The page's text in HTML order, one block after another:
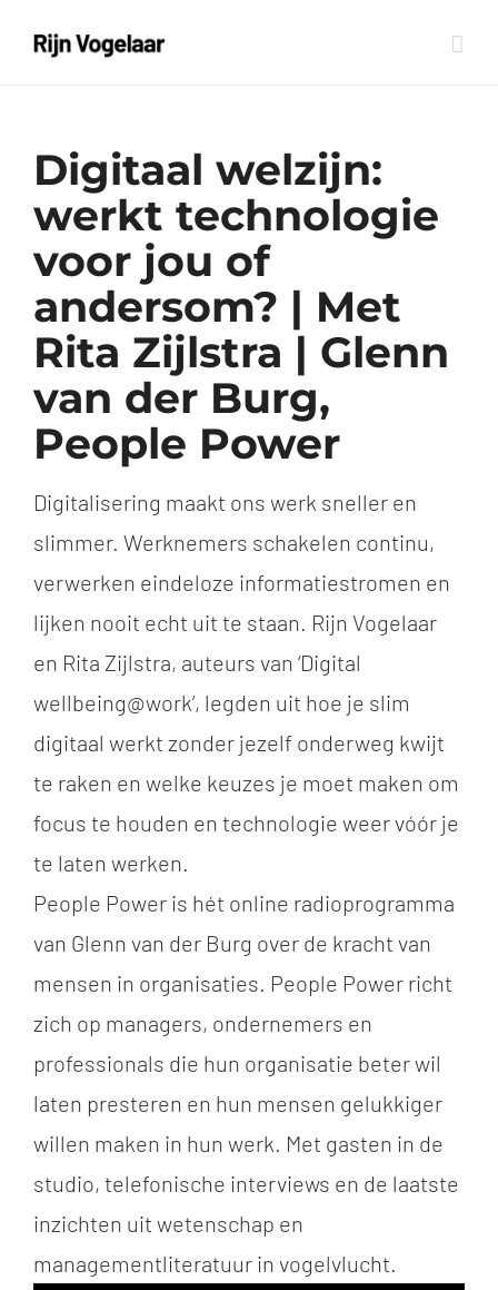
naar
Digitaal welzijn:
werkt technologie
voor jou of
andersom? | Met
Rita Zijlstra | Glenn
van der Burg,
People Power
Digitalisering maakt ons werk sneller en
slimmer. Werknemers schakelen continu,
verwerken eindeloze informatiestromen en
lijken nooit echt uit te staan. Rijn Vogelaar
en Rita Zijlstra, auteurs van ‘Digital
wellbeing@work’, legden uit hoe je slim
digitaal werkt zonder jezelf onderweg kwijt
te raken en welke keuzes je moet maken om
focus te houden en technologie weer vóór je
te laten werken.
People Power is hét online radioprogramma
van Glenn van der Burg over de kracht van
mensen in organisaties. People Power richt
zich op managers, ondernemers en
professionals die hun organisatie beter wil
laten presteren en hun mensen gelukkiger
willen maken in hun werk. Met gasten in de
studio, telefonische interviews en de laatste
inzichten uit wetenschap en
managementliteratuur in vogelvlucht.